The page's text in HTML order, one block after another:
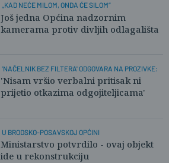
„KAD NEĆE MILOM, ONDA ĆE SILOM“
Još jedna Općina nadzornim
kamerama protiv divljih odlagališta
'NAČELNIK BEZ FILTERA' ODGOVARA NA PROZIVKE:
'Nisam vršio verbalni pritisak ni
prijetio otkazima odgojiteljicama'
U BRODSKO-POSAVSKOJ OPĆINI
Ministarstvo potvrdilo - ovaj objekt
ide u rekonstrukciju